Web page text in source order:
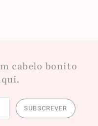
cabelo bonito
SUBSCREVER